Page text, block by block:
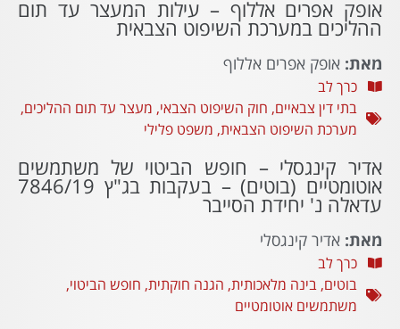
אופק אפרים אללוף – עילות המעצר עד תום
ההליכים במערכת השיפוט הצבאית
מאת: אופק אפרים אללוף
כרך לב
בתי דין צבאיים, חוק השיפוט הצבאי, מעצר עד תום ההליכים,
מערכת השיפוט הצבאית, משפט פלילי
אדיר קינגסלי – חופש הביטוי של משתמשים
אוטומטיים (בוטים) – בעקבות בג"ץ 7846/19
עדאלה נ' יחידת הסייבר
מאת: אדיר קינגסלי
כרך לב
בוטים, בינה מלאכותית, הגנה חוקתית, חופש הביטוי,
משתמשים אוטומטיים